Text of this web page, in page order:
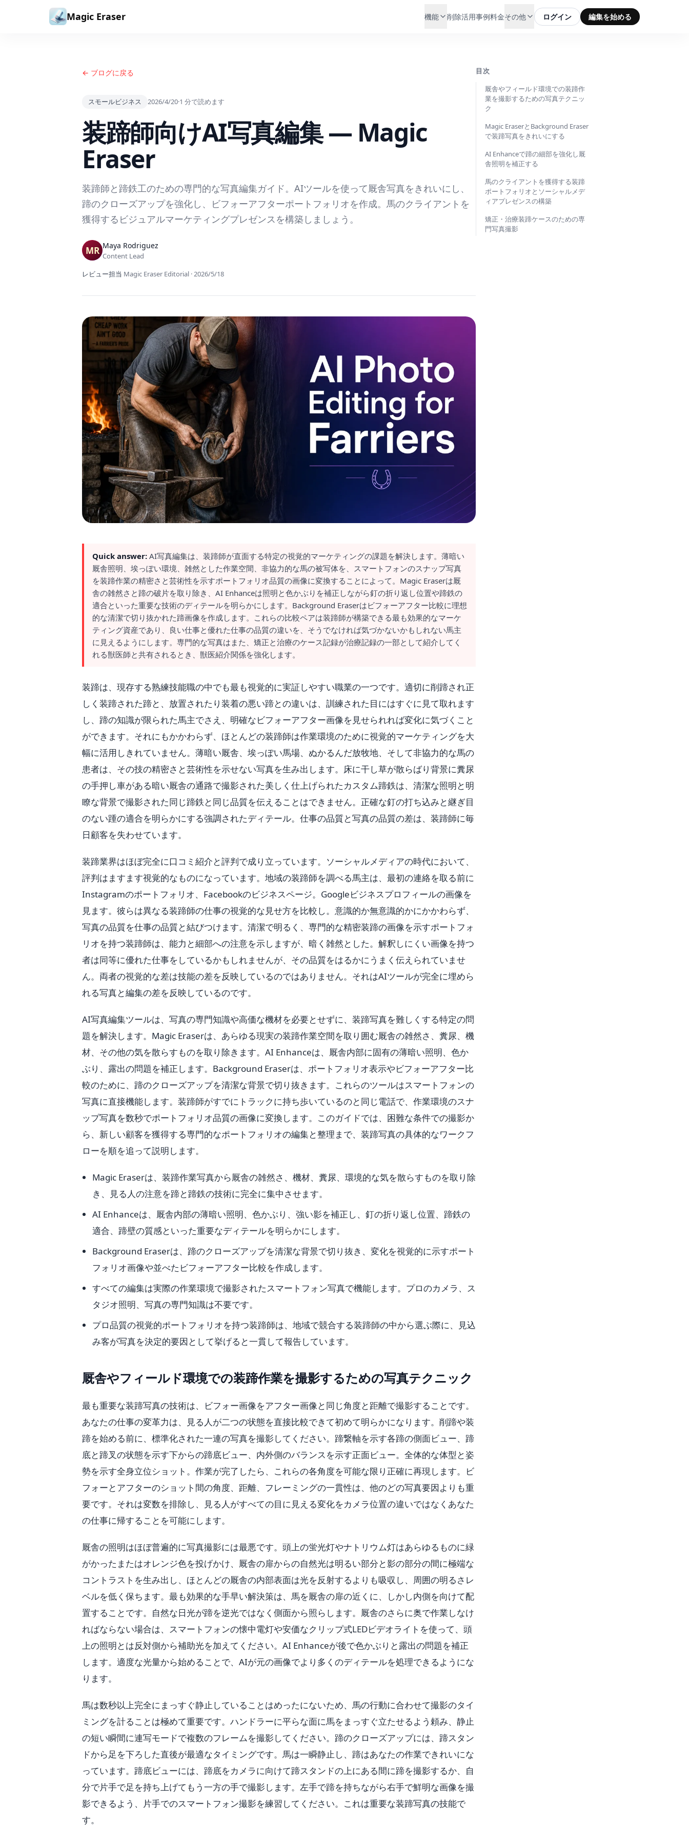
コンテンツへスキップ
Magic Eraser 機能 削除活用事例料金その他 ログイン 編集を始める
← ブログに戻る
スモールビジネス 2026/4/20·1 分で読めます
装蹄師向けAI写真編集 — Magic
Eraser
装蹄師と蹄鉄工のための専門的な写真編集ガイド。AIツールを使って厩舎写真をきれいにし、
蹄のクローズアップを強化し、ビフォーアフターポートフォリオを作成。馬のクライアントを
獲得するビジュアルマーケティングプレゼンスを構築しましょう。
Maya Rodriguez
Content Lead
レビュー担当 Magic Eraser Editorial ·2026/5/18
Quick answer: AI写真編集は、装蹄師が直面する特定の視覚的マーケティングの課題を解決します。薄暗い
厩舎照明、埃っぽい環境、雑然とした作業空間、非協力的な馬の被写体を、スマートフォンのスナップ写真
を装蹄作業の精密さと芸術性を示すポートフォリオ品質の画像に変換することによって。Magic Eraserは厩
舎の雑然さと蹄の破片を取り除き、AI Enhanceは照明と色かぶりを補正しながら釘の折り返し位置や蹄鉄の
適合といった重要な技術のディテールを明らかにします。Background Eraserはビフォーアフター比較に理想
的な清潔で切り抜かれた蹄画像を作成します。これらの比較ペアは装蹄師が構築できる最も効果的なマーケ
ティング資産であり、良い仕事と優れた仕事の品質の違いを、そうでなければ気づかないかもしれない馬主
に見えるようにします。専門的な写真はまた、矯正と治療のケース記録が治療記録の一部として紹介してく
れる獣医師と共有されるとき、獣医紹介関係を強化します。
装蹄は、現存する熟練技能職の中でも最も視覚的に実証しやすい職業の一つです。適切に削蹄され正
しく装蹄された蹄と、放置されたり装着の悪い蹄との違いは、訓練された目にはすぐに見て取れます
し、蹄の知識が限られた馬主でさえ、明確なビフォーアフター画像を見せられれば変化に気づくこと
ができます。それにもかかわらず、ほとんどの装蹄師は作業環境のために視覚的マーケティングを大
幅に活用しきれていません。薄暗い厩舎、埃っぽい馬場、ぬかるんだ放牧地、そして非協力的な馬の
患者は、その技の精密さと芸術性を示せない写真を生み出します。床に干し草が散らばり背景に糞尿
の手押し車がある暗い厩舎の通路で撮影された美しく仕上げられたカスタム蹄鉄は、清潔な照明と明
瞭な背景で撮影された同じ蹄鉄と同じ品質を伝えることはできません。正確な釘の打ち込みと継ぎ目
のない踵の適合を明らかにする強調されたディテール。仕事の品質と写真の品質の差は、装蹄師に毎
日顧客を失わせています。
装蹄業界はほぼ完全に口コミ紹介と評判で成り立っています。ソーシャルメディアの時代において、
評判はますます視覚的なものになっています。地域の装蹄師を調べる馬主は、最初の連絡を取る前に
Instagramのポートフォリオ、Facebookのビジネスページ。Googleビジネスプロフィールの画像を
見ます。彼らは異なる装蹄師の仕事の視覚的な見せ方を比較し。意識的か無意識的かにかかわらず、
写真の品質を仕事の品質と結びつけます。清潔で明るく、専門的な精密装蹄の画像を示すポートフォ
リオを持つ装蹄師は、能力と細部への注意を示しますが、暗く雑然とした。解釈しにくい画像を持つ
者は同等に優れた仕事をしているかもしれませんが、その品質をはるかにうまく伝えられていませ
ん。両者の視覚的な差は技能の差を反映しているのではありません。それはAIツールが完全に埋めら
れる写真と編集の差を反映しているのです。
AI写真編集ツールは、写真の専門知識や高価な機材を必要とせずに、装蹄写真を難しくする特定の問
題を解決します。Magic Eraserは、あらゆる現実の装蹄作業空間を取り囲む厩舎の雑然さ、糞尿、機
材、その他の気を散らすものを取り除きます。AI Enhanceは、厩舎内部に固有の薄暗い照明、色か
ぶり、露出の問題を補正します。Background Eraserは、ポートフォリオ表示やビフォーアフター比
較のために、蹄のクローズアップを清潔な背景で切り抜きます。これらのツールはスマートフォンの
写真に直接機能します。装蹄師がすでにトラックに持ち歩いているのと同じ電話で、作業環境のスナ
ップ写真を数秒でポートフォリオ品質の画像に変換します。このガイドでは、困難な条件での撮影か
ら、新しい顧客を獲得する専門的なポートフォリオの編集と整理まで、装蹄写真の具体的なワークフ
ローを順を追って説明します。
Magic Eraserは、装蹄作業写真から厩舎の雑然さ、機材、糞尿、環境的な気を散らすものを取り除
き、見る人の注意を蹄と蹄鉄の技術に完全に集中させます。
AI Enhanceは、厩舎内部の薄暗い照明、色かぶり、強い影を補正し、釘の折り返し位置、蹄鉄の
適合、蹄壁の質感といった重要なディテールを明らかにします。
Background Eraserは、蹄のクローズアップを清潔な背景で切り抜き、変化を視覚的に示すポート
フォリオ画像や並べたビフォーアフター比較を作成します。
すべての編集は実際の作業環境で撮影されたスマートフォン写真で機能します。プロのカメラ、ス
タジオ照明、写真の専門知識は不要です。
プロ品質の視覚的ポートフォリオを持つ装蹄師は、地域で競合する装蹄師の中から選ぶ際に、見込
み客が写真を決定的要因として挙げると一貫して報告しています。
厩舎やフィールド環境での装蹄作業を撮影するための写真テクニック
最も重要な装蹄写真の技術は、ビフォー画像をアフター画像と同じ角度と距離で撮影することです。
あなたの仕事の変革力は、見る人が二つの状態を直接比較できて初めて明らかになります。削蹄や装
蹄を始める前に、標準化された一連の写真を撮影してください。蹄繋軸を示す各蹄の側面ビュー、蹄
底と蹄叉の状態を示す下からの蹄底ビュー、内外側のバランスを示す正面ビュー。全体的な体型と姿
勢を示す全身立位ショット。作業が完了したら、これらの各角度を可能な限り正確に再現します。ビ
フォーとアフターのショット間の角度、距離、フレーミングの一貫性は、他のどの写真要因よりも重
要です。それは変数を排除し、見る人がすべての目に見える変化をカメラ位置の違いではなくあなた
の仕事に帰することを可能にします。
厩舎の照明はほぼ普遍的に写真撮影には最悪です。頭上の蛍光灯やナトリウム灯はあらゆるものに緑
がかったまたはオレンジ色を投げかけ、厩舎の扉からの自然光は明るい部分と影の部分の間に極端な
コントラストを生み出し、ほとんどの厩舎の内部表面は光を反射するよりも吸収し、周囲の明るさレ
ベルを低く保ちます。最も効果的な手早い解決策は、馬を厩舎の扉の近くに、しかし内側を向けて配
置することです。自然な日光が蹄を逆光ではなく側面から照らします。厩舎のさらに奥で作業しなけ
ればならない場合は、スマートフォンの懐中電灯や安価なクリップ式LEDビデオライトを使って、頭
上の照明とは反対側から補助光を加えてください。AI Enhanceが後で色かぶりと露出の問題を補正
します。適度な光量から始めることで、AIが元の画像でより多くのディテールを処理できるようにな
ります。
馬は数秒以上完全にまっすぐ静止していることはめったにないため、馬の行動に合わせて撮影のタイ
ミングを計ることは極めて重要です。ハンドラーに平らな面に馬をまっすぐ立たせるよう頼み、静止
の短い瞬間に連写モードで複数のフレームを撮影してください。蹄のクローズアップには、蹄スタン
ドから足を下ろした直後が最適なタイミングです。馬は一瞬静止し、蹄はあなたの作業できれいにな
っています。蹄底ビューには、蹄底をカメラに向けて蹄スタンドの上にある間に蹄を撮影するか、自
分で片手で足を持ち上げてもう一方の手で撮影します。左手で蹄を持ちながら右手で鮮明な画像を撮
影できるよう、片手でのスマートフォン撮影を練習してください。これは重要な装蹄写真の技能で
す。
目次
厩舎やフィールド環境での装蹄作
業を撮影するための写真テクニッ
ク
Magic EraserとBackground Eraser
で装蹄写真をきれいにする
AI Enhanceで蹄の細部を強化し厩
舎照明を補正する
馬のクライアントを獲得する装蹄
ポートフォリオとソーシャルメデ
ィアプレゼンスの構築
矯正・治療装蹄ケースのための専
門写真撮影